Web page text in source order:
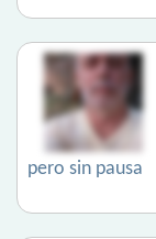
pero sin pausa